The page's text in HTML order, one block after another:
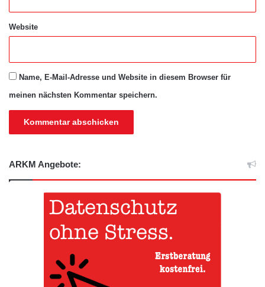
Website
Name, E-Mail-Adresse und Website in diesem Browser für
meinen nächsten Kommentar speichern.
ARKM Angebote: